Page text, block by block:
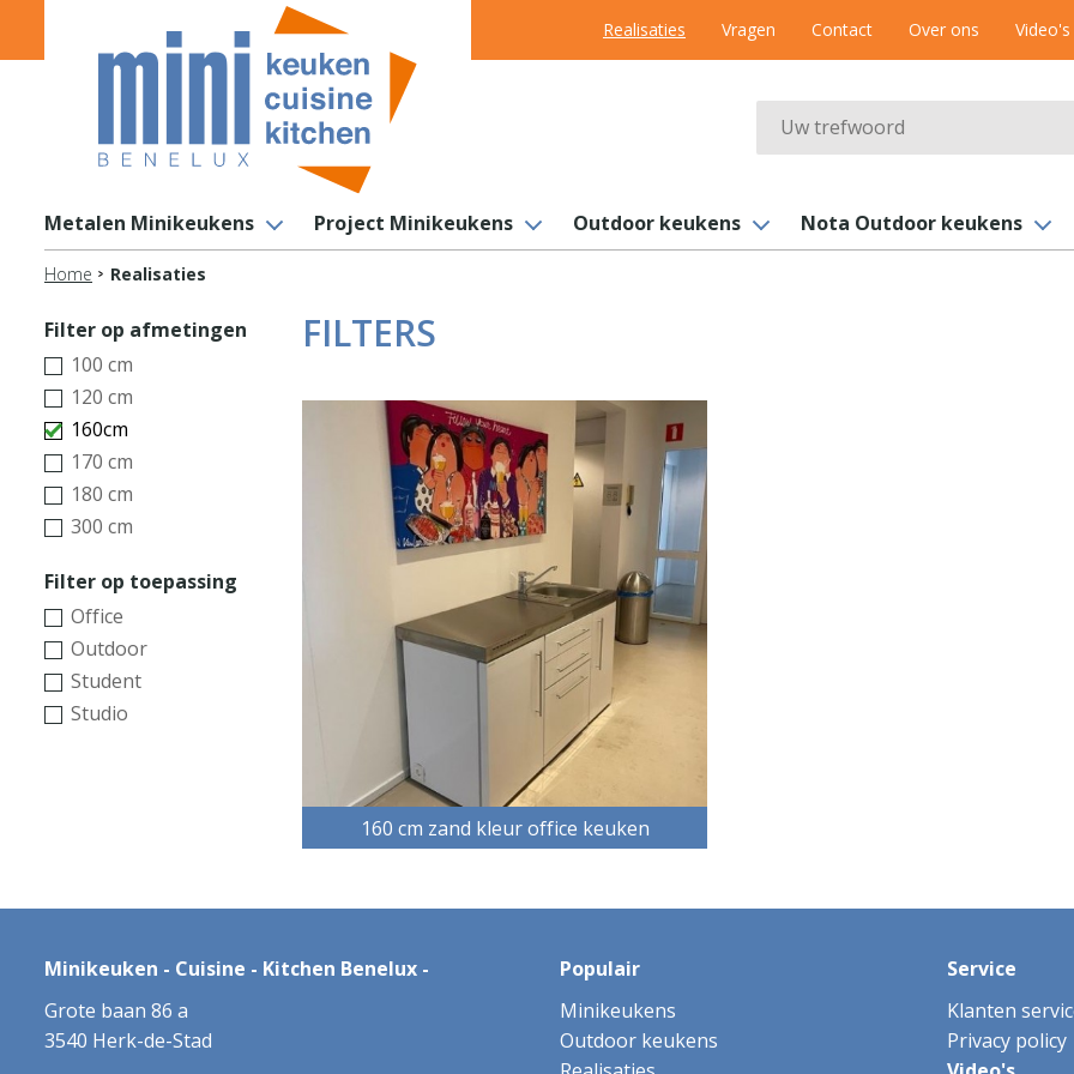
Realisaties Vragen Contact Over ons
Metalen Minikeukens Project Minikeukens Outdoor keukens Nota Outdoor keukens
Home Realisaties
Filter op afmetingen
100 cm
120 cm
160cm
170 cm
180 cm
300 cm
Filter op toepassing
Office
Outdoor
Student
Studio
FILTERS
160 cm zand kleur office keuken
Minikeuken - Cuisine - Kitchen Benelux -
Grote baan 86 a
3540 Herk-de-Stad
Populair
Minikeukens
Outdoor keukens
Service
Klanten
Privacy policy